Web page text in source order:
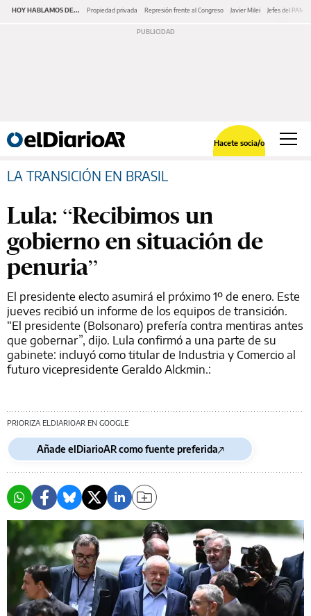
HOY HABLAMOS DE... Propiedad privada Represión frente al Congreso Javier Milei Jefes del PAMI
Hacete socia/o
LA TRANSICIÓN EN BRASIL
Lula: “Recibimos un
gobierno en situación de
penuria”
El presidente electo asumirá el próximo 1º de enero. Este
jueves recibió un informe de los equipos de transición.
“El presidente (Bolsonaro) prefería contra mentiras antes
que gobernar”, dijo. Lula confirmó a una parte de su
gabinete: incluyó como titular de Industria y Comercio al
futuro vicepresidente Geraldo Alckmin.:
PRIORIZA ELDIARIOAR EN GOOGLE
Añade elDiarioAR como fuente preferida